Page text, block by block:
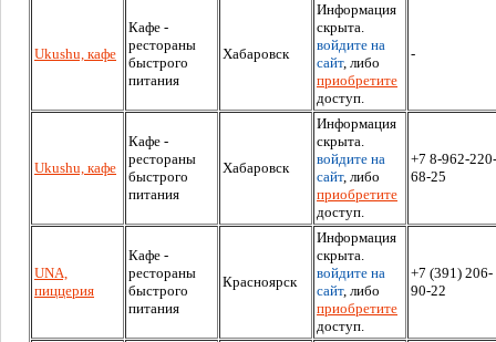
Ukushu, кафе
Кафе -
рестораны
быстрого
питания
Хабаровск
Информация
скрыта.
войдите на
сайт, либо
приобретите
доступ.
-
Ukushu, кафе
Кафе -
рестораны
быстрого
питания
Хабаровск
Информация
скрыта.
войдите на
сайт, либо
приобретите
доступ.
+7 8-962-220-
68-25
UNA,
пиццерия
Кафе -
рестораны
быстрого
питания
Красноярск
Информация
скрыта.
войдите на
сайт, либо
приобретите
доступ.
+7 (391) 206-
90-22